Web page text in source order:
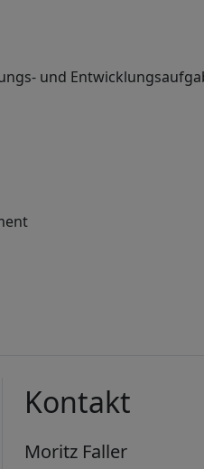
und
Kontakt
Moritz Faller